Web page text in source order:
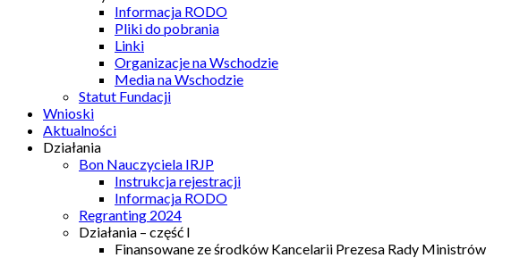
Informacja RODO
Pliki do pobrania
Linki
Organizacje na Wschodzie
Media na Wschodzie
Statut Fundacji
Wnioski
Aktualności
Działania
Bon Nauczyciela IRJP
Instrukcja rejestracji
Informacja RODO
Regranting 2024
Działania – część I
Finansowane ze środków Kancelarii Prezesa Rady Ministrów